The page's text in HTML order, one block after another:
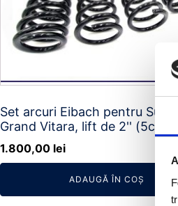
Set arcuri Eibach pentru Suzuki
Grand Vitara, lift de 2'' (5cm)
1.800,00 lei
ADAUGĂ ÎN COȘ